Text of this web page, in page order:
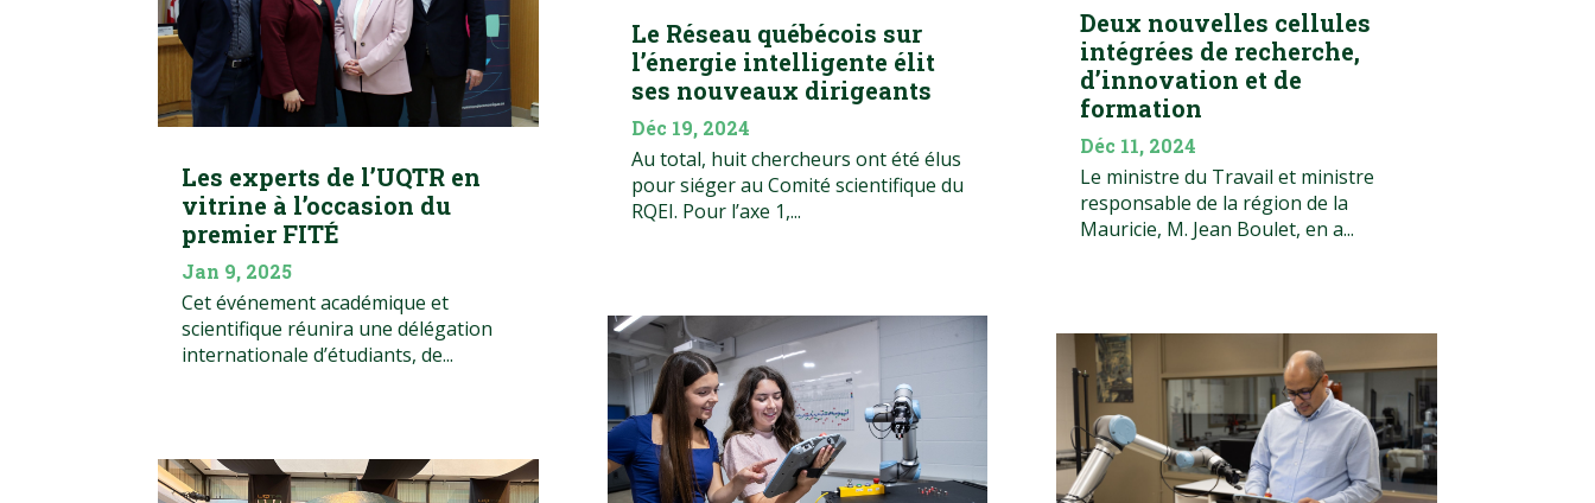
Les experts de l’UQTR en
vitrine à l’occasion du
premier FITÉ
Jan 9, 2025
Cet événement académique et
scientifique réunira une délégation
internationale d’étudiants, de...
Le Réseau québécois sur
l’énergie intelligente élit
ses nouveaux dirigeants
Déc 19, 2024
Au total, huit chercheurs ont été élus
pour siéger au Comité scientifique du
RQEI. Pour l’axe 1,...
Deux nouvelles cellules
intégrées de recherche,
d’innovation et de
formation
Déc 11, 2024
Le ministre du Travail et ministre
responsable de la région de la
Mauricie, M. Jean Boulet, en a...